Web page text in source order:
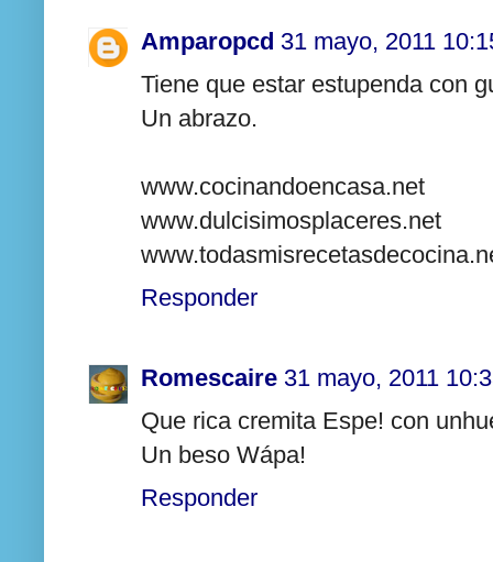
Amparopcd 31 mayo, 2011
Tiene que estar estupenda con
Un abrazo.
www.cocinandoencasa.net
www.dulcisimosplaceres.net
Responder
Romescaire 31 mayo, 2011
Que rica cremita Espe! con
Un beso Wápa!
Responder